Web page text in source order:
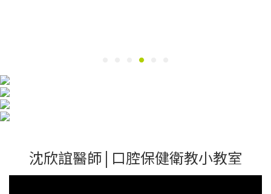
沈欣誼醫師 | 口腔保健衛教小教室